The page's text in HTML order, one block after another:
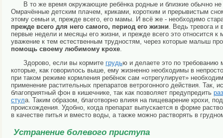
В то же время окружающие ребёнка родные и близкие обычно
Омрачённые детским плачем, криками, коротким и прерывистым
этому семьи и, прежде всего, его мамы. И всё же - необходимо
прежде всего для него самого, период его жизни. Ведь тревога и
первые недели и месяцы его жизни, и прежде всего это относится
уважение к тем естественным трудностям, через которые малыш
помощь своему любимому крохе.
Здорово, если вы кормите грудью и делаете это по требованию
которые, как говорилось выше, ему жизненно необходимы в
при таком режиме кормления ребёнок сам «отрегулирует»
применение растительных препаратов ветрогонного действия.
благоприятный фон в кишечнике, так как позволяет предупредить
стула. Таким образом, благотворно влияя на пищеварение крохи,
происхождения. Удобно, когда препарат выпускается в форме
в качестве питья и вместо воды, а также можно растворять в
Устранение болевого приступа